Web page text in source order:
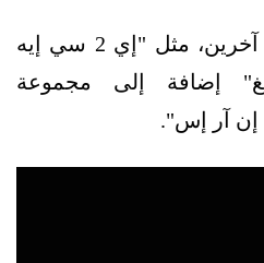
ويضم المشروع شركاء آخرين، مثل "إي 2 سي إيه
إضافة إلى مجموعة
إن آر إس".